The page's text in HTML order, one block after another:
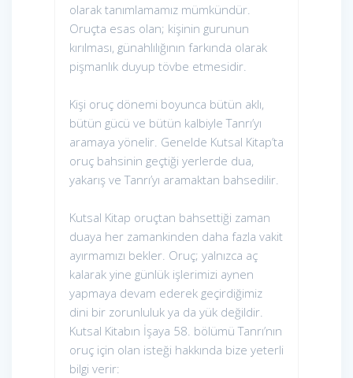
olarak tanımlamamız mümkündür.
Oruçta esas olan; kişinin gurunun
kırılması, günahlılığının farkında olarak
pişmanlık duyup tövbe etmesidir.
Kişi oruç dönemi boyunca bütün aklı,
bütün gücü ve bütün kalbiyle Tanrı’yı
aramaya yönelir. Genelde Kutsal Kitap’ta
oruç bahsinin geçtiği yerlerde dua,
yakarış ve Tanrı’yı aramaktan bahsedilir.
Kutsal Kitap oruçtan bahsettiği zaman
duaya her zamankinden daha fazla vakit
ayırmamızı bekler. Oruç; yalnızca aç
kalarak yine günlük işlerimizi aynen
yapmaya devam ederek geçirdiğimiz
dini bir zorunluluk ya da yük değildir.
Kutsal Kitabın İşaya 58. bölümü Tanrı’nın
oruç için olan isteği hakkında bize yeterli
bilgi verir: